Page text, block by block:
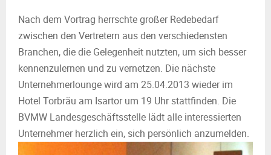
Nach dem Vortrag herrschte großer Redebedarf
zwischen den Vertretern aus den verschiedensten
Branchen, die die Gelegenheit nutzten, um sich besser
kennenzulernen und zu vernetzen. Die nächste
Unternehmerlounge wird am 25.04.2013 wieder im
Hotel Torbräu am Isartor um 19 Uhr stattfinden. Die
BVMW Landesgeschäftsstelle lädt alle interessierten
Unternehmer herzlich ein, sich persönlich anzumelden.